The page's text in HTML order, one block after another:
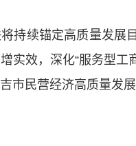
续锚定高质量发展
实效，深化“服务型工
市民营经济高质量发